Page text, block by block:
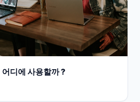
디에 사용할까 ?